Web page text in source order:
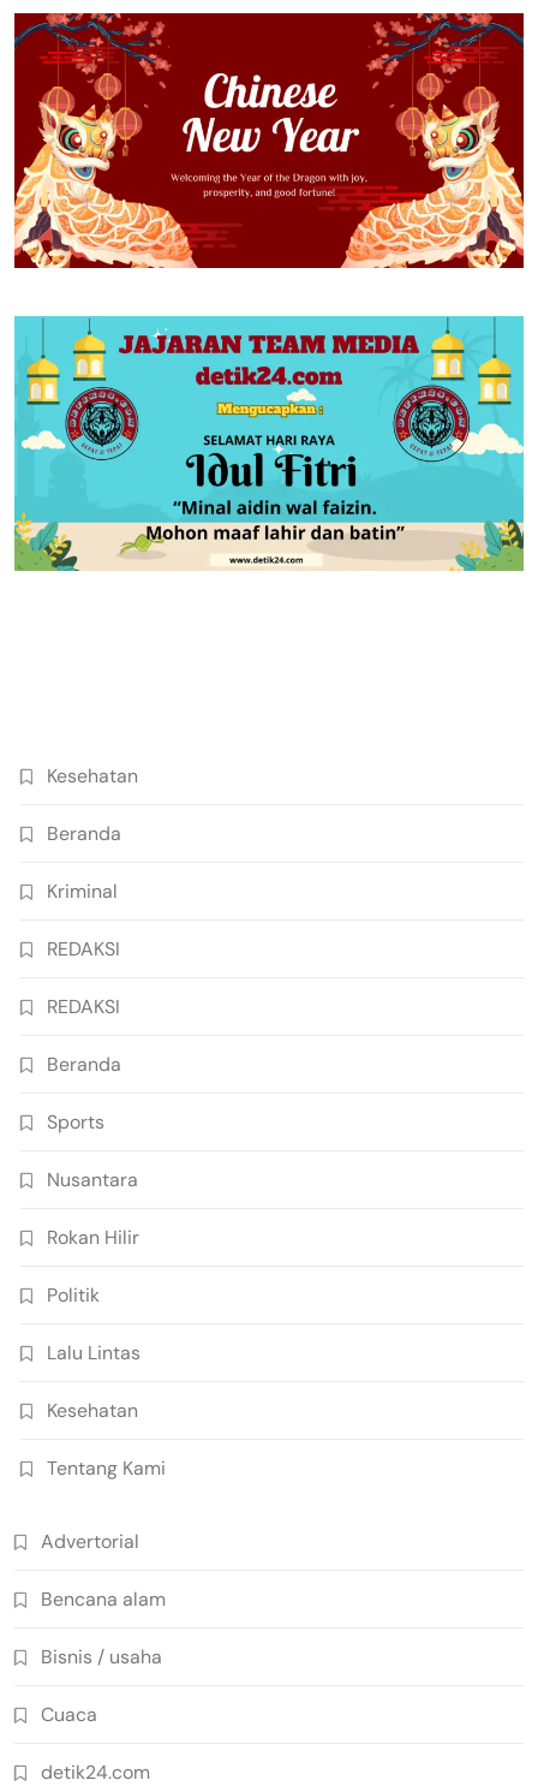
Kesehatan
Beranda
Kriminal
REDAKSI
REDAKSI
Beranda
Sports
Nusantara
Rokan Hilir
Politik
Lalu Lintas
Kesehatan
Tentang Kami
Advertorial
Bencana alam
Bisnis / usaha
Cuaca
detik24.com